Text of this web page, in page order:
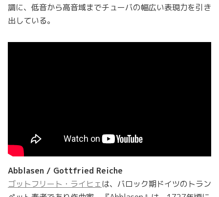
調に、低音から高音域までチューバの幅広い表現力を引き
出している。
Abblasen / Gottfried Reiche
ゴットフリート・ライヒェは、バロック期ドイツのトラン